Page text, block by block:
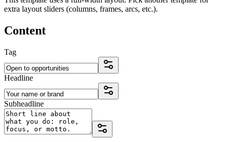
extra layout sliders (columns, frames, arcs, etc.).
Content
Tag
Headline
Subheadline